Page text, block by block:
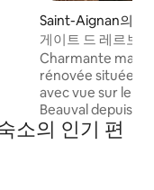
Saint-Aignan의 집
게이트 드 레르보
Charmante
rénovée située
avec vue sur le
Beauval depuis le
km du parc, elle
facilement de ce
소의 인기 편